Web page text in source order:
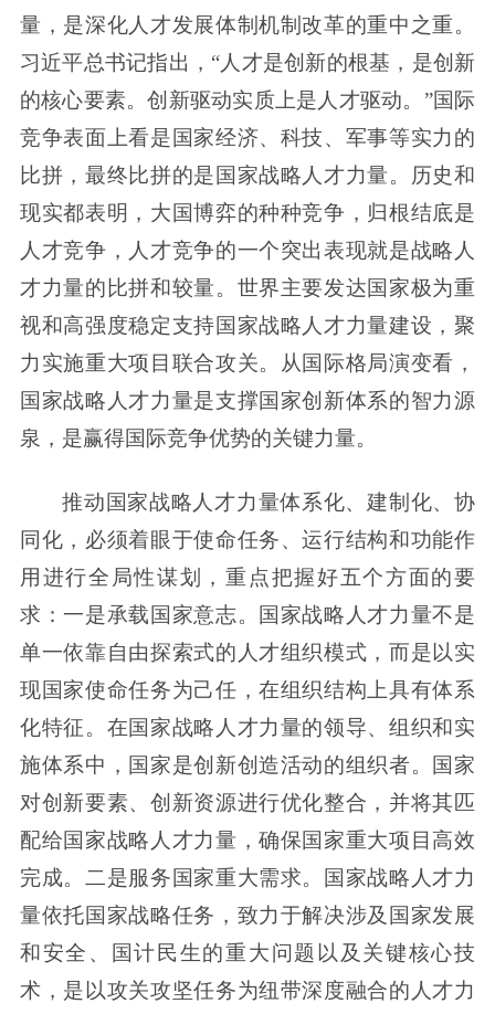
量，是深化人才发展体制机制改革的重中之重。
习近平总书记指出，“人才是创新的根基，是创新
的核心要素。创新驱动实质上是人才驱动。”国际
竞争表面上看是国家经济、科技、军事等实力的
比拼，最终比拼的是国家战略人才力量。历史和
现实都表明，大国博弈的种种竞争，归根结底是
人才竞争，人才竞争的一个突出表现就是战略人
才力量的比拼和较量。世界主要发达国家极为重
视和高强度稳定支持国家战略人才力量建设，聚
力实施重大项目联合攻关。从国际格局演变看，
国家战略人才力量是支撑国家创新体系的智力源
泉，是赢得国际竞争优势的关键力量。
推动国家战略人才力量体系化、建制化、协
同化，必须着眼于使命任务、运行结构和功能作
用进行全局性谋划，重点把握好五个方面的要
求：一是承载国家意志。国家战略人才力量不是
单一依靠自由探索式的人才组织模式，而是以实
现国家使命任务为己任，在组织结构上具有体系
化特征。在国家战略人才力量的领导、组织和实
施体系中，国家是创新创造活动的组织者。国家
对创新要素、创新资源进行优化整合，并将其匹
配给国家战略人才力量，确保国家重大项目高效
完成。二是服务国家重大需求。国家战略人才力
量依托国家战略任务，致力于解决涉及国家发展
和安全、国计民生的重大问题以及关键核心技
术，是以攻关攻坚任务为纽带深度融合的人才力